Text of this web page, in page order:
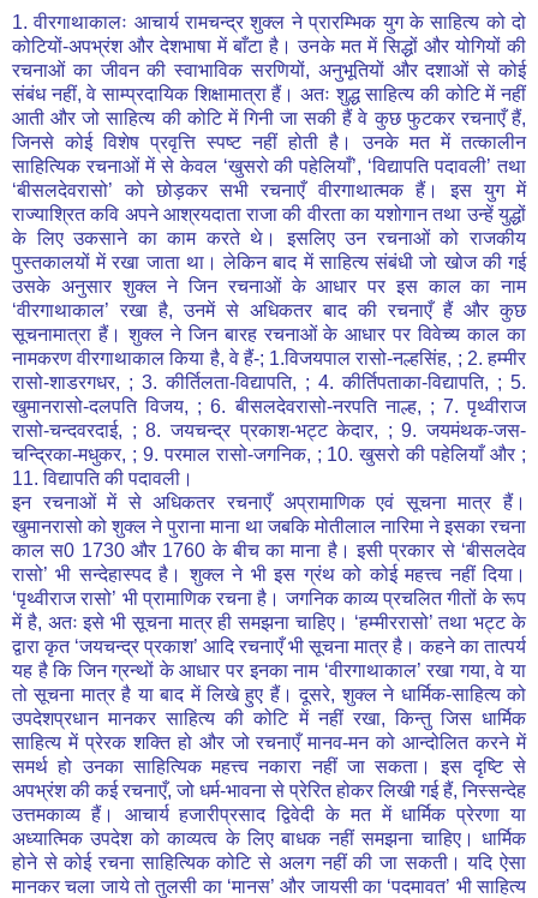
1. वीरगाथाकालः आचार्य रामचन्द्र शुक्ल ने प्रारम्भिक युग के साहित्य को दो
कोटियों-अपभ्रंश और देशभाषा में बाँटा है। उनके मत में सिद्धों और योगियों की
रचनाओं का जीवन की स्वाभाविक सरणियों, अनुभूतियों और दशाओं से कोई
संबंध नहीं, वे साम्प्रदायिक शिक्षामात्रा हैं। अतः शुद्ध साहित्य की कोटि में नहीं
आती और जो साहित्य की कोटि में गिनी जा सकी हैं वे कुछ फुटकर रचनाएँ हैं,
जिनसे कोई विशेष प्रवृत्ति स्पष्ट नहीं होती है। उनके मत में तत्कालीन
साहित्यिक रचनाओं में से केवल ‘खुसरो की पहेलियाँ’, ‘विद्यापति पदावली’ तथा
‘बीसलदेवरासो’ को छोड़कर सभी रचनाएँ वीरगाथात्मक हैं। इस युग में
राज्याश्रित कवि अपने आश्रयदाता राजा की वीरता का यशोगान तथा उन्हें युद्धों
के लिए उकसाने का काम करते थे। इसलिए उन रचनाओं को राजकीय
पुस्तकालयों में रखा जाता था। लेकिन बाद में साहित्य संबंधी जो खोज की गई
उसके अनुसार शुक्ल ने जिन रचनाओं के आधार पर इस काल का नाम
‘वीरगाथाकाल’ रखा है, उनमें से अधिकतर बाद की रचनाएँ हैं और कुछ
सूचनामात्रा हैं। शुक्ल ने जिन बारह रचनाओं के आधार पर विवेच्य काल का
नामकरण वीरगाथाकाल किया है, वे हैं-; 1.विजयपाल रासो-नल्हसिंह, ; 2. हम्मीर
रासो-शाडरगधर, ; 3. कीर्तिलता-विद्यापति, ; 4. कीर्तिपताका-विद्यापति, ; 5.
खुमानरासो-दलपति विजय, ; 6. बीसलदेवरासो-नरपति नाल्ह, ; 7. पृथ्वीराज
रासो-चन्दवरदाई, ; 8. जयचन्द्र प्रकाश-भट्ट केदार, ; 9. जयमंथक-जस-
चन्द्रिका-मधुकर, ; 9. परमाल रासो-जगनिक, ; 10. खुसरो की पहेलियाँ और ;
11. विद्यापति की पदावली।
इन रचनाओं में से अधिकतर रचनाएँ अप्रामाणिक एवं सूचना मात्र हैं।
खुमानरासो को शुक्ल ने पुराना माना था जबकि मोतीलाल नारिमा ने इसका रचना
काल स0 1730 और 1760 के बीच का माना है। इसी प्रकार से ‘बीसलदेव
रासो’ भी सन्देहास्पद है। शुक्ल ने भी इस ग्रंथ को कोई महत्त्व नहीं दिया।
‘पृथ्वीराज रासो’ भी प्रामाणिक रचना है। जगनिक काव्य प्रचलित गीतों के रूप
में है, अतः इसे भी सूचना मात्र ही समझना चाहिए। ‘हम्मीररासो’ तथा भट्ट के
द्वारा कृत ‘जयचन्द्र प्रकाश’ आदि रचनाएँ भी सूचना मात्र है। कहने का तात्पर्य
यह है कि जिन ग्रन्थों के आधार पर इनका नाम ‘वीरगाथाकाल’ रखा गया, वे या
तो सूचना मात्र है या बाद में लिखे हुए हैं। दूसरे, शुक्ल ने धार्मिक-साहित्य को
उपदेशप्रधान मानकर साहित्य की कोटि में नहीं रखा, किन्तु जिस धार्मिक
साहित्य में प्रेरक शक्ति हो और जो रचनाएँ मानव-मन को आन्दोलित करने में
समर्थ हो उनका साहित्यिक महत्त्व नकारा नहीं जा सकता। इस दृष्टि से
अपभ्रंश की कई रचनाएँ, जो धर्म-भावना से प्रेरित होकर लिखी गई हैं, निस्सन्देह
उत्तमकाव्य हैं। आचार्य हजारीप्रसाद द्विवेदी के मत में धार्मिक प्रेरणा या
अध्यात्मिक उपदेश को काव्यत्व के लिए बाधक नहीं समझना चाहिए। धार्मिक
होने से कोई रचना साहित्यिक कोटि से अलग नहीं की जा सकती। यदि ऐसा
मानकर चला जाये तो तुलसी का ‘मानस’ और जायसी का ‘पदमावत’ भी साहित्य